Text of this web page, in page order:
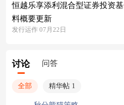
恒越乐享添利混合型证券投资
料概要更新
发行运作 07月22日
讨论 问答
全部 精华帖 1